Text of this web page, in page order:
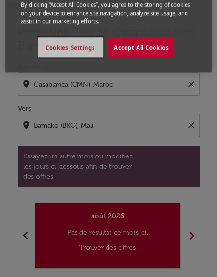
Bamako
Bamako
location_on close
Vers
location_on close
Essayez un autre mois ou modifiez
les jours ci-dessous afin de trouver
des offres.
chevron_left
août 2026
Pas de résultat ce mois-ci.
Trouver des offres
chevron_right
By clicking “Accept All Cookies”, you agree to the storing of cookies
on your device to enhance site navigation, analyze site usage, and
assist in our marketing efforts.
Accept All Cookies
Cookies Settings